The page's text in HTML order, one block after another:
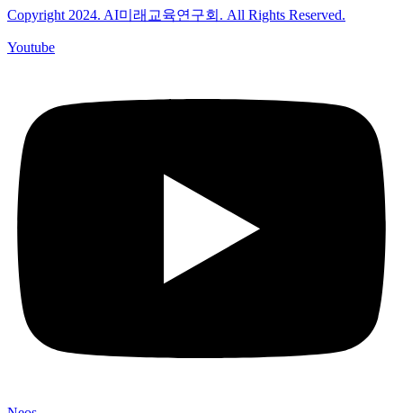
Copyright 2024. AI미래교육연구회. All Rights Reserved.
Youtube